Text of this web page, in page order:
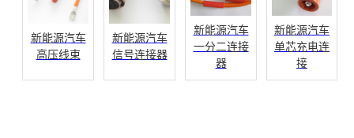
新能源汽车
高压线束
新能源汽车
信号连接器
新能源汽车
一分二连接
器
新能源汽车
单芯充电连
接